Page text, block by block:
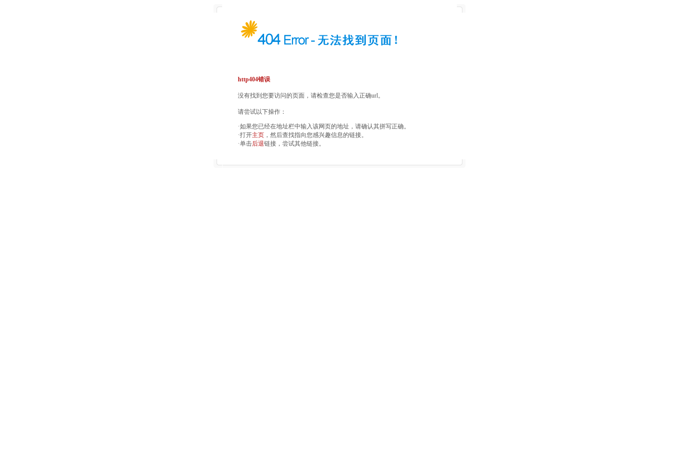
http404错误
没有找到您要访问的页面，请检查您是否输入正确url。
请尝试以下操作：
·如果您已经在地址栏中输入该网页的地址，请确认其拼写正确。
·打开主页 ，然后查找指向您感兴趣信息的链接。
·单击后退链接，尝试其他链接。